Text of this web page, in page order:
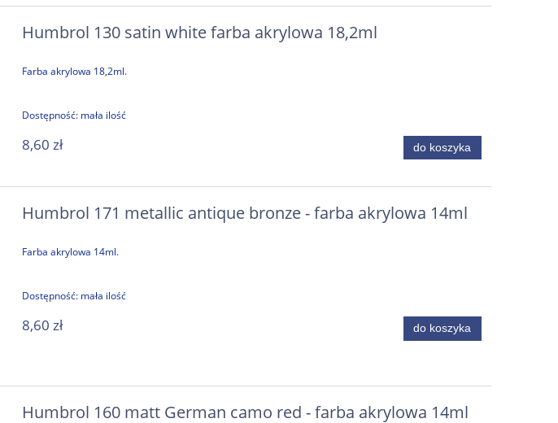
gaśniczy w barwach Greckich Sił
Powietrznych 1:48 / IBG 48004
Cena regularna:195,00 zł
Humbrol 130 satin white farba akrylowa 18,2ml
Farba akrylowa 18,2ml.
Dostępność: mała ilość
8,60 zł do koszyka
Humbrol 171 metallic antique bronze - farba akrylowa 14ml
Farba akrylowa 14ml.
Dostępność: mała ilość
8,60 zł do koszyka
Humbrol 160 matt German camo red - farba akrylowa 14ml